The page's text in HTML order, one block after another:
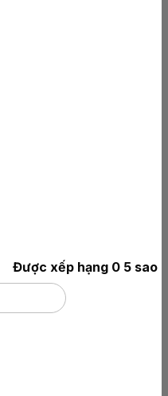
Được xếp hạng 0 5 sao